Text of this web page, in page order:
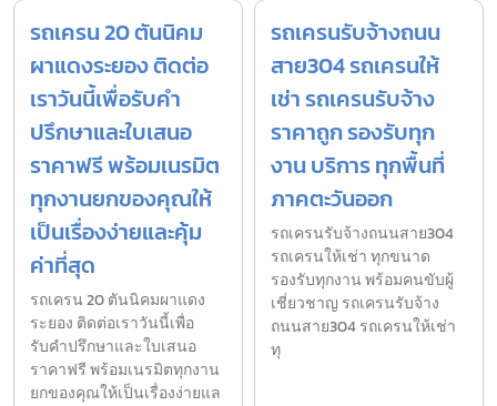
รถเครน 20 ตันนิคม
ผาแดงระยอง ติดต่อ
เราวันนี้เพื่อรับคำ
ปรึกษาและใบเสนอ
ราคาฟรี พร้อมเนรมิต
ทุกงานยกของคุณให้
เป็นเรื่องง่ายและคุ้ม
ค่าที่สุด
รถเครน 20 ตันนิคมผาแดง
ระยอง ติดต่อเราวันนี้เพื่อ
รับคำปรึกษาและใบเสนอ
ราคาฟรี พร้อมเนรมิตทุกงาน
ยกของคุณให้เป็นเรื่องง่ายแล
รถเครนรับจ้างถนน
สาย304 รถเครนให้
เช่า รถเครนรับจ้าง
ราคาถูก รองรับทุก
งาน บริการ ทุกพื้นที่
ภาคตะวันออก
รถเครนรับจ้างถนนสาย304
รถเครนให้เช่า ทุกขนาด
รองรับทุกงาน พร้อมคนขับผู้
เชี่ยวชาญ รถเครนรับจ้าง
ถนนสาย304 รถเครนให้เช่า
ทุ